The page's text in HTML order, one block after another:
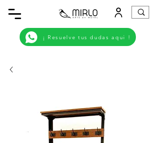
¡ Resuelve tus dudas aqui !